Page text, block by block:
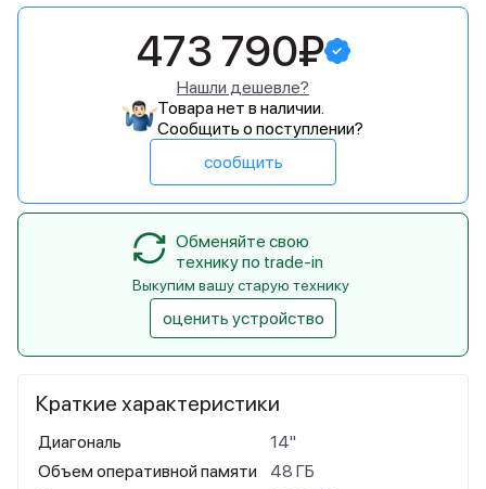
Краткие характеристики
Диагональ
14"
Объем оперативной памяти
48 ГБ
473 790₽
Нашли дешевле?
Товара нет в наличии.
Сообщить о поступлении?
сообщить
Обменяйте свою
технику по trade-in
Выкупим вашу старую технику
оценить устройство